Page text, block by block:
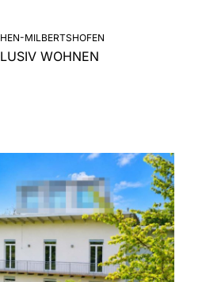
MILBERTSHOFEN
WOHNEN